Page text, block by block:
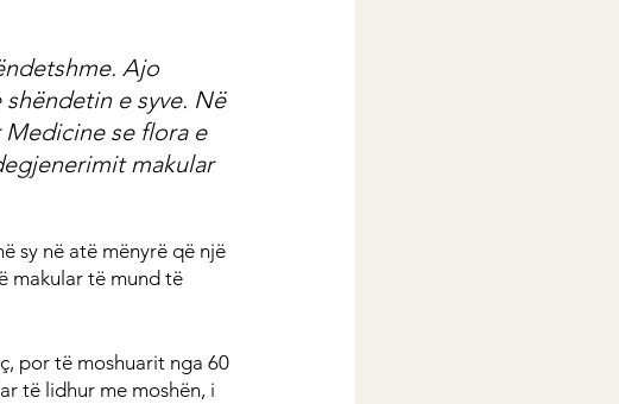
Ajo
e syve. Në
se flora e
makular
sy në atë mënyrë që një
makular të mund të
por të moshuarit nga 60
të lidhur me moshën, i